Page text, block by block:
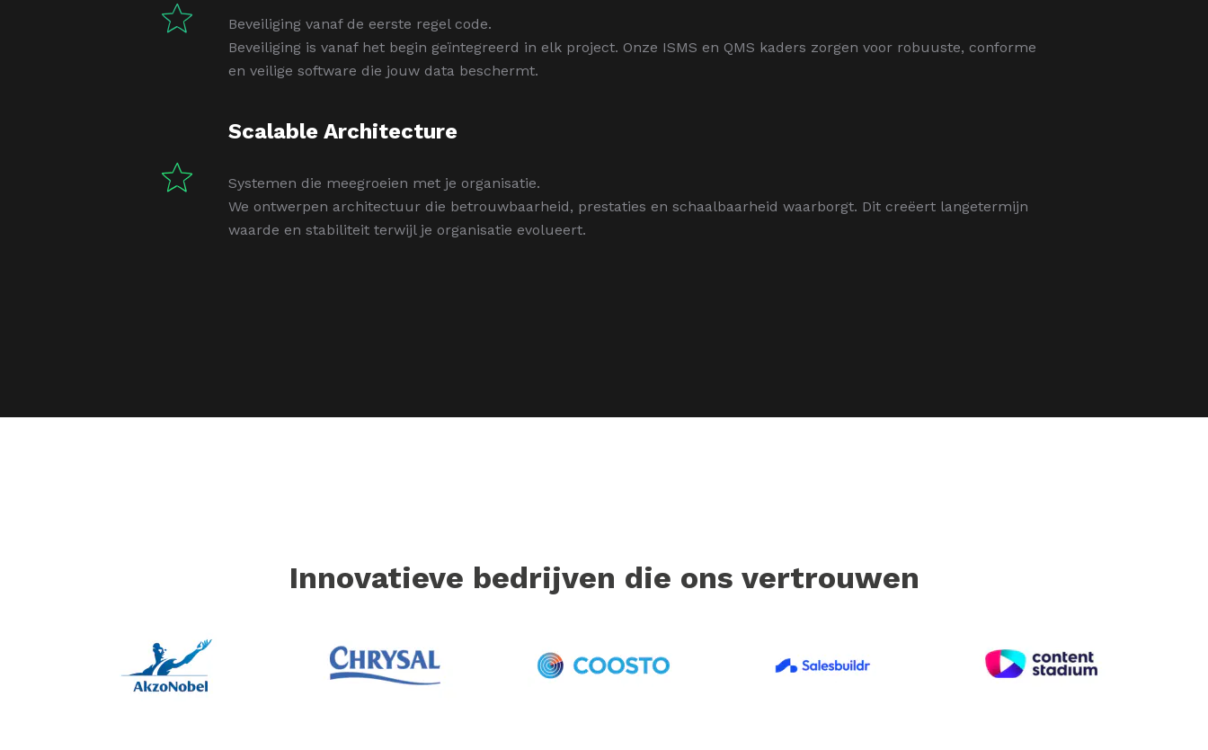
Beveiliging vanaf de eerste regel code.
Beveiliging is vanaf het begin geïntegreerd in elk project. Onze ISMS en QMS kaders zorgen voor robuuste, conforme
en veilige software die jouw data beschermt.
Scalable Architecture
Systemen die meegroeien met je organisatie.
We ontwerpen architectuur die betrouwbaarheid, prestaties en schaalbaarheid waarborgt. Dit creëert langetermijn
waarde en stabiliteit terwijl je organisatie evolueert.
Innovatieve bedrijven die ons vertrouwen